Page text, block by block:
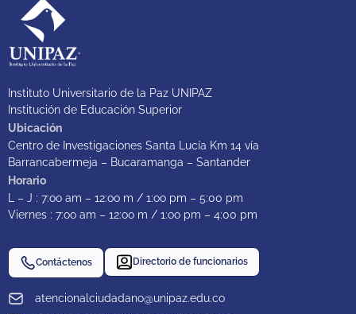
Instituto Universitario de la Paz UNIPAZ
Institución de Educación Superior
Ubicación
Centro de Investigaciones Santa Lucía Km 14 vía
Barrancabermeja – Bucaramanga – Santander
Horario
L – J : 7:oo am – 12:oo m / 1:oo pm – 5:00 pm
Viernes : 7:oo am – 12:oo m / 1:oo pm – 4:00 pm
atencionalciudadano@unipaz.edu.co
Contáctenos Directorio de funcionarios